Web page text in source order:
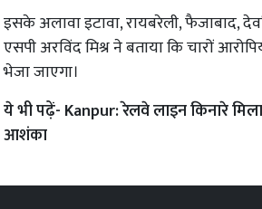
इसके अलावा इटावा, रायबरेली, फैजाबाद,
एसपी अरविंद मिश्र ने बताया कि चारों
भेजा जाएगा।
ये भी पढ़ें- Kanpur: रेलवे लाइन किनारे
आशंका